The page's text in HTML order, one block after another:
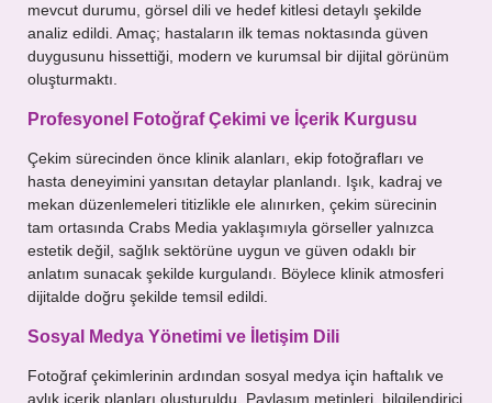
mevcut durumu, görsel dili ve hedef kitlesi detaylı şekilde
analiz edildi. Amaç; hastaların ilk temas noktasında güven
duygusunu hissettiği, modern ve kurumsal bir dijital görünüm
oluşturmaktı.
Profesyonel Fotoğraf Çekimi ve İçerik Kurgusu
Çekim sürecinden önce klinik alanları, ekip fotoğrafları ve
hasta deneyimini yansıtan detaylar planlandı. Işık, kadraj ve
mekan düzenlemeleri titizlikle ele alınırken, çekim sürecinin
tam ortasında Crabs Media yaklaşımıyla görseller yalnızca
estetik değil, sağlık sektörüne uygun ve güven odaklı bir
anlatım sunacak şekilde kurgulandı. Böylece klinik atmosferi
dijitalde doğru şekilde temsil edildi.
Sosyal Medya Yönetimi ve İletişim Dili
Fotoğraf çekimlerinin ardından sosyal medya için haftalık ve
aylık içerik planları oluşturuldu. Paylaşım metinleri, bilgilendirici